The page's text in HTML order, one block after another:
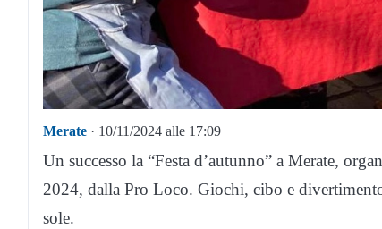
Merate · 10/11/2024 alle 17:09
Un successo la “Festa d’autunno” a Merate,
2024, dalla Pro Loco. Giochi, cibo e
sole.